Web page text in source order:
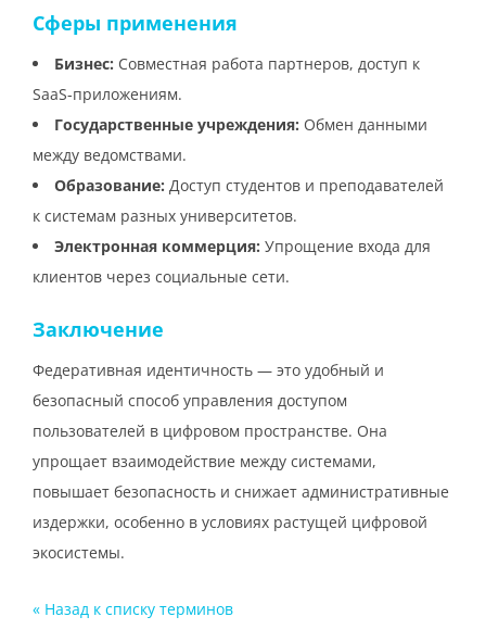
Сферы применения
Бизнес: Совместная работа партнеров, доступ к
SaaS-приложениям.
Государственные учреждения: Обмен данными
между ведомствами.
Образование: Доступ студентов и преподавателей
к системам разных университетов.
Электронная коммерция: Упрощение входа для
клиентов через социальные сети.
Заключение
Федеративная идентичность — это удобный и
безопасный способ управления доступом
пользователей в цифровом пространстве. Она
упрощает взаимодействие между системами,
повышает безопасность и снижает административные
издержки, особенно в условиях растущей цифровой
экосистемы.
« Назад к cписку терминов